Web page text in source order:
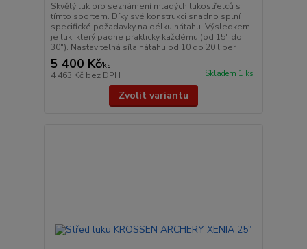
Skvělý luk pro seznámení mladých lukostřelců s
tímto sportem. Díky své konstrukci snadno splní
specifické požadavky na délku nátahu. Výsledkem
je luk, který padne prakticky každému (od 15" do
30"). Nastavitelná síla nátahu od 10 do 20 liber
5 400 Kč/ks
4 463 Kč bez DPH Skladem 1 ks
Zvolit variantu